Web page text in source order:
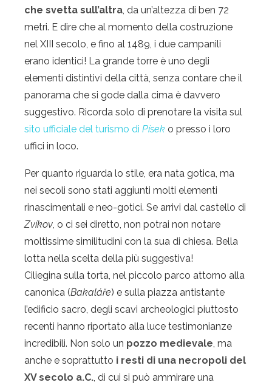
che svetta sull’altra, da un’altezza di ben 72
metri. E dire che al momento della costruzione
nel XIII secolo, e fino al 1489, i due campanili
erano identici! La grande torre è uno degli
elementi distintivi della città, senza contare che il
panorama che si gode dalla cima è davvero
suggestivo. Ricorda solo di prenotare la visita sul
sito ufficiale del turismo di Písek o presso i loro
uffici in loco.
Per quanto riguarda lo stile, era nata gotica, ma
nei secoli sono stati aggiunti molti elementi
rinascimentali e neo-gotici. Se arrivi dal castello di
Zvíkov, o ci sei diretto, non potrai non notare
moltissime similitudini con la sua di chiesa. Bella
lotta nella scelta della più suggestiva!
Ciliegina sulla torta, nel piccolo parco attorno alla
canonica (Bakaláře) e sulla piazza antistante
l’edificio sacro, degli scavi archeologici piuttosto
recenti hanno riportato alla luce testimonianze
incredibili. Non solo un pozzo medievale, ma
anche e soprattutto i resti di una necropoli del
XV secolo a.C., di cui si può ammirare una